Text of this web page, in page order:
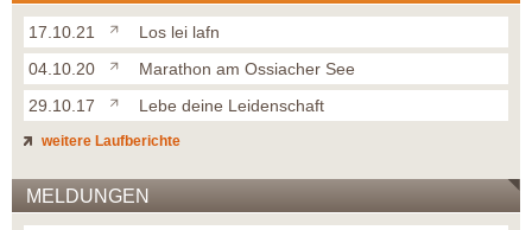
17.10.21
Los lei lafn
04.10.20
Marathon am Ossiacher See
29.10.17
Lebe deine Leidenschaft
weitere Laufberichte
MELDUNGEN